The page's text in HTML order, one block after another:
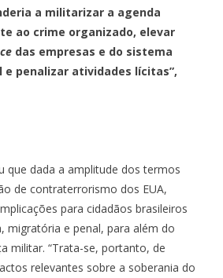
a militarizar a agenda
ao crime organizado, elevar
das empresas e do sistema
penalizar atividades lícitas”,
que dada a amplitude dos termos
de contraterrorismo dos EUA,
para cidadãos brasileiros
migratória e penal, para além do
militar. “Trata-se, portanto, de
relevantes sobre a soberania do